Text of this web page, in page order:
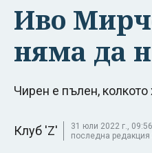
Иво
няма да
Чирен е пълен,
Клуб 'Z'
31 юли 2022 г.,
последна редакция